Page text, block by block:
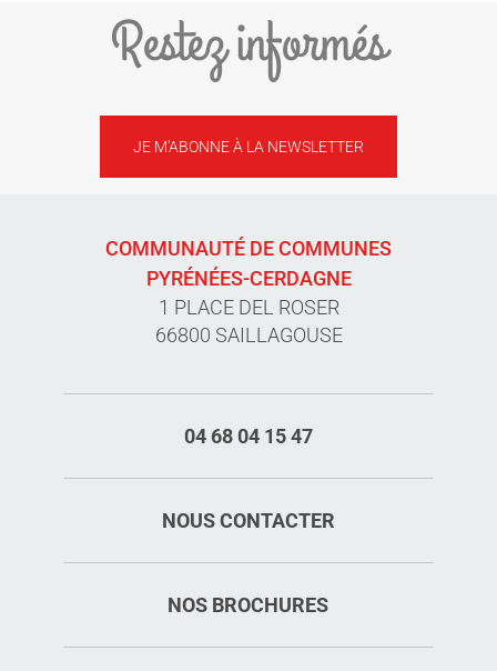
Restez informés
JE M'ABONNE À LA NEWSLETTER
COMMUNAUTÉ DE COMMUNES
PYRÉNÉES-CERDAGNE
1 PLACE DEL ROSER
66800 SAILLAGOUSE
04 68 04 15 47
NOUS CONTACTER
NOS BROCHURES